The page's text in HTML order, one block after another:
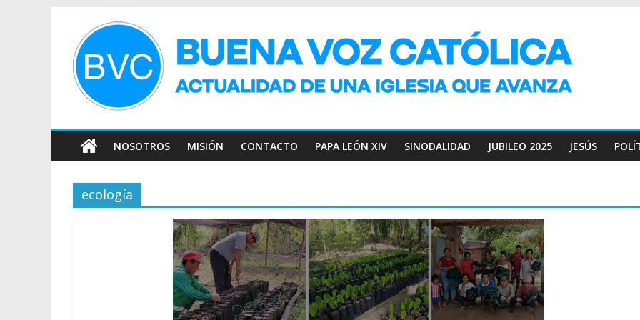
NOSOTROS MISIÓN CONTACTO PAPA LEÓN XIV SINODALIDAD JUBILEO 2025 JESÚS
ecología